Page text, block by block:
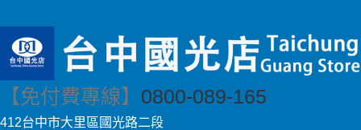
【免付費專線】 0800-089-165
412台中市大里區國光路二段